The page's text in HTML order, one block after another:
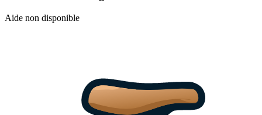
Aide non disponible